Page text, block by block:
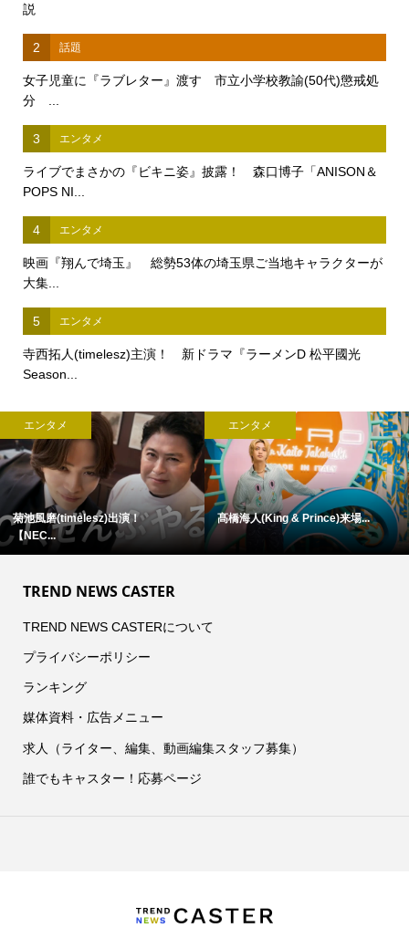
説
2 話題
女子児童に『ラブレター』渡す 市立小学校教諭(50代)懲戒処
分 ...
3 エンタメ
ライブでまさかの『ビキニ姿』披露！ 森口博子「ANISON＆
POPS NI...
4 エンタメ
映画『翔んで埼玉』 総勢53体の埼玉県ご当地キャラクターが
大集...
5 エンタメ
寺西拓人(timelesz)主演！ 新ドラマ『ラーメンD 松平國光
Season...
エンタメ
菊池風磨(timelesz)出演！
【NEC...
エンタメ
髙橋海人(King & Prince)来場...
TREND NEWS CASTER
TREND NEWS CASTERについて
プライバシーポリシー
ランキング
媒体資料・広告メニュー
求人（ライター、編集、動画編集スタッフ募集）
誰でもキャスター！応募ページ